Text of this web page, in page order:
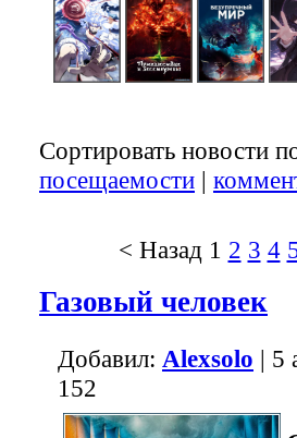
Сортировать новости
посещаемости |
< Назад 1 2 3 4
Газовый человек
Добавил: Alexsolo | 5
152